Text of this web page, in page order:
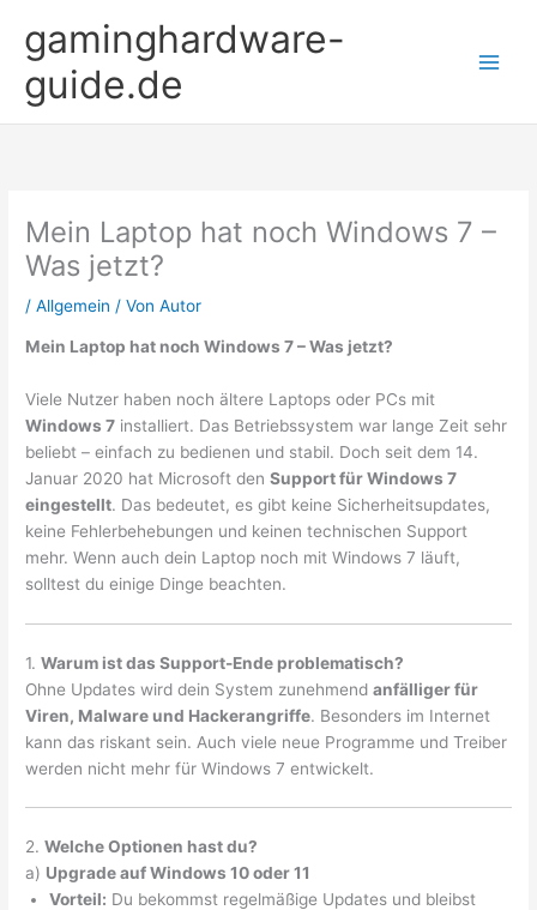
Inhalt
springen
gaminghardware-
guide.de
Mein Laptop hat noch Windows 7 –
Was jetzt?
/Allgemein / VonAutor
Mein Laptop hat noch Windows 7 – Was jetzt?
Viele Nutzer haben noch ältere Laptops oder PCs mit
Windows 7 installiert. Das Betriebssystem war lange Zeit sehr
beliebt – einfach zu bedienen und stabil. Doch seit dem 14.
Januar 2020 hat Microsoft denSupport für Windows 7
eingestellt. Das bedeutet, es gibt keine Sicherheitsupdates,
keine Fehlerbehebungen und keinen technischen Support
mehr. Wenn auch dein Laptop noch mit Windows 7 läuft,
solltest du einige Dinge beachten.
1.Warum ist das Support-Ende problematisch?
Ohne Updates wird dein System zunehmendanfälliger für
Viren, Malware und Hackerangriffe. Besonders im Internet
kann das riskant sein. Auch viele neue Programme und Treiber
werden nicht mehr für Windows 7 entwickelt.
2.Welche Optionen hast du?
a) Upgrade auf Windows 10 oder 11
Vorteil: Du bekommst regelmäßige Updates und bleibst